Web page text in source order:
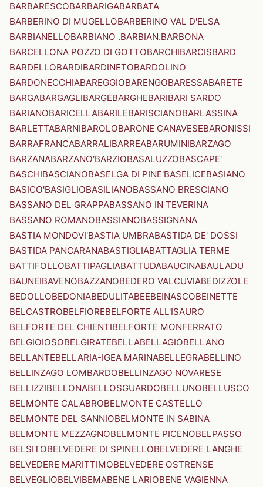
BARBARESCOBARBARIGABARBATA
BARBERINO DI MUGELLOBARBERINO VAL D'ELSA
BARBIANELLOBARBIANO .BARBIAN.BARBONA
BARCELLONA POZZO DI GOTTOBARCHIBARCISBARD
BARDELLOBARDIBARDINETOBARDOLINO
BARDONECCHIABAREGGIOBARENGOBARESSABARETE
BARGABARGAGLIBARGEBARGHEBARIBARI SARDO
BARIANOBARICELLABARILEBARISCIANOBARLASSINA
BARLETTABARNIBAROLOBARONE CANAVESEBARONISSI
BARRAFRANCABARRALIBARREABARUMINIBARZAGO
BARZANABARZANO'BARZIOBASALUZZOBASCAPE'
BASCHIBASCIANOBASELGA DI PINE'BASELICEBASIANO
BASICO'BASIGLIOBASILIANOBASSANO BRESCIANO
BASSANO DEL GRAPPABASSANO IN TEVERINA
BASSANO ROMANOBASSIANOBASSIGNANA
BASTIA MONDOVI'BASTIA UMBRABASTIDA DE' DOSSI
BASTIDA PANCARANABASTIGLIABATTAGLIA TERME
BATTIFOLLOBATTIPAGLIABATTUDABAUCINABAULADU
BAUNEIBAVENOBAZZANOBEDERO VALCUVIABEDIZZOLE
BEDOLLOBEDONIABEDULITABEEBEINASCOBEINETTE
BELCASTROBELFIOREBELFORTE ALL'ISAURO
BELFORTE DEL CHIENTIBELFORTE MONFERRATO
BELGIOIOSOBELGIRATEBELLABELLAGIOBELLANO
BELLANTEBELLARIA-IGEA MARINABELLEGRABELLINO
BELLINZAGO LOMBARDOBELLINZAGO NOVARESE
BELLIZZIBELLONABELLOSGUARDOBELLUNOBELLUSCO
BELMONTE CALABROBELMONTE CASTELLO
BELMONTE DEL SANNIOBELMONTE IN SABINA
BELMONTE MEZZAGNOBELMONTE PICENOBELPASSO
BELSITOBELVEDERE DI SPINELLOBELVEDERE LANGHE
BELVEDERE MARITTIMOBELVEDERE OSTRENSE
BELVEGLIOBELVIBEMABENE LARIOBENE VAGIENNA